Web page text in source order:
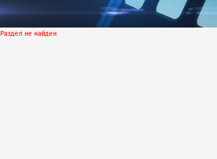
Раздел не найден